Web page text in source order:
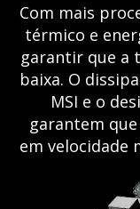
Com mais
térmico e
garantir que a
baixa. O
MSI e o
garantem
em velocidade